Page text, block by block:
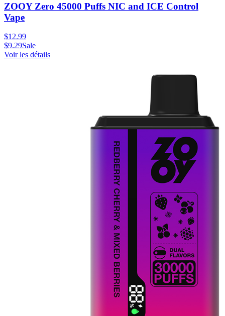
ZOOY Zero 45000 Puffs NIC and ICE Control
Vape
$12.99
$9.29Sale
Voir les détails